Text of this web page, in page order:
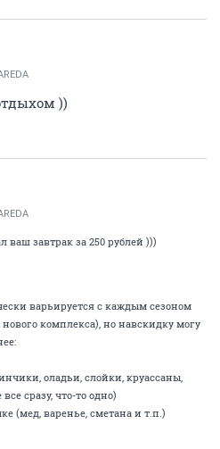
))
ваш завтрак за 250 рублей )))
варьируется с каждым сезоном
нового комплекса), но навскидку могу
оладьи, слойки, круассаны,
сразу, что-то одно)
(мед, варенье, сметана и т.п.)